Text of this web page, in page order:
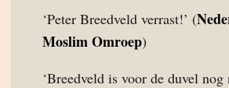
‘Peter Breedveld verrast!’ (
Moslim Omroep)
‘Breedveld is voor de duvel nog